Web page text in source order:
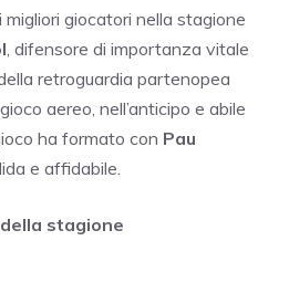
giocatori nella stagione
, difensore di importanza vitale
retroguardia partenopea
aereo, nell’anticipo e abile
ha formato con Pau
e affidabile.
stagione